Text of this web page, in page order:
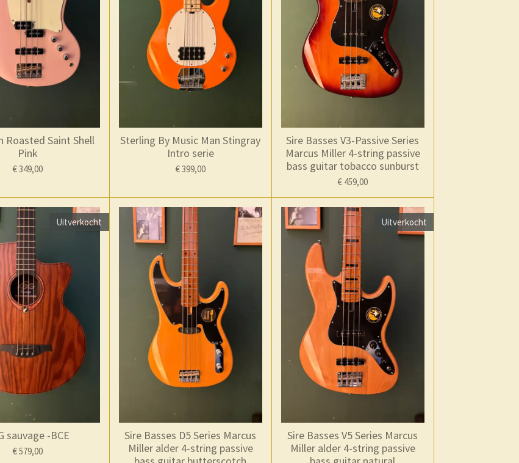
Roasted Saint Shell
Pink
€ 349,00
Sterling By Music Man Stingray
Intro serie
€ 399,00
Sire Basses V3-Passive Series
Marcus Miller 4-string passive
bass guitar tobacco sunburst
€ 459,00
Uitverkocht
sauvage -BCE
€ 579,00
Sire Basses D5 Series Marcus
Miller alder 4-string passive
Uitverkocht
Sire Basses V5 Series Marcus
Miller alder 4-string passive